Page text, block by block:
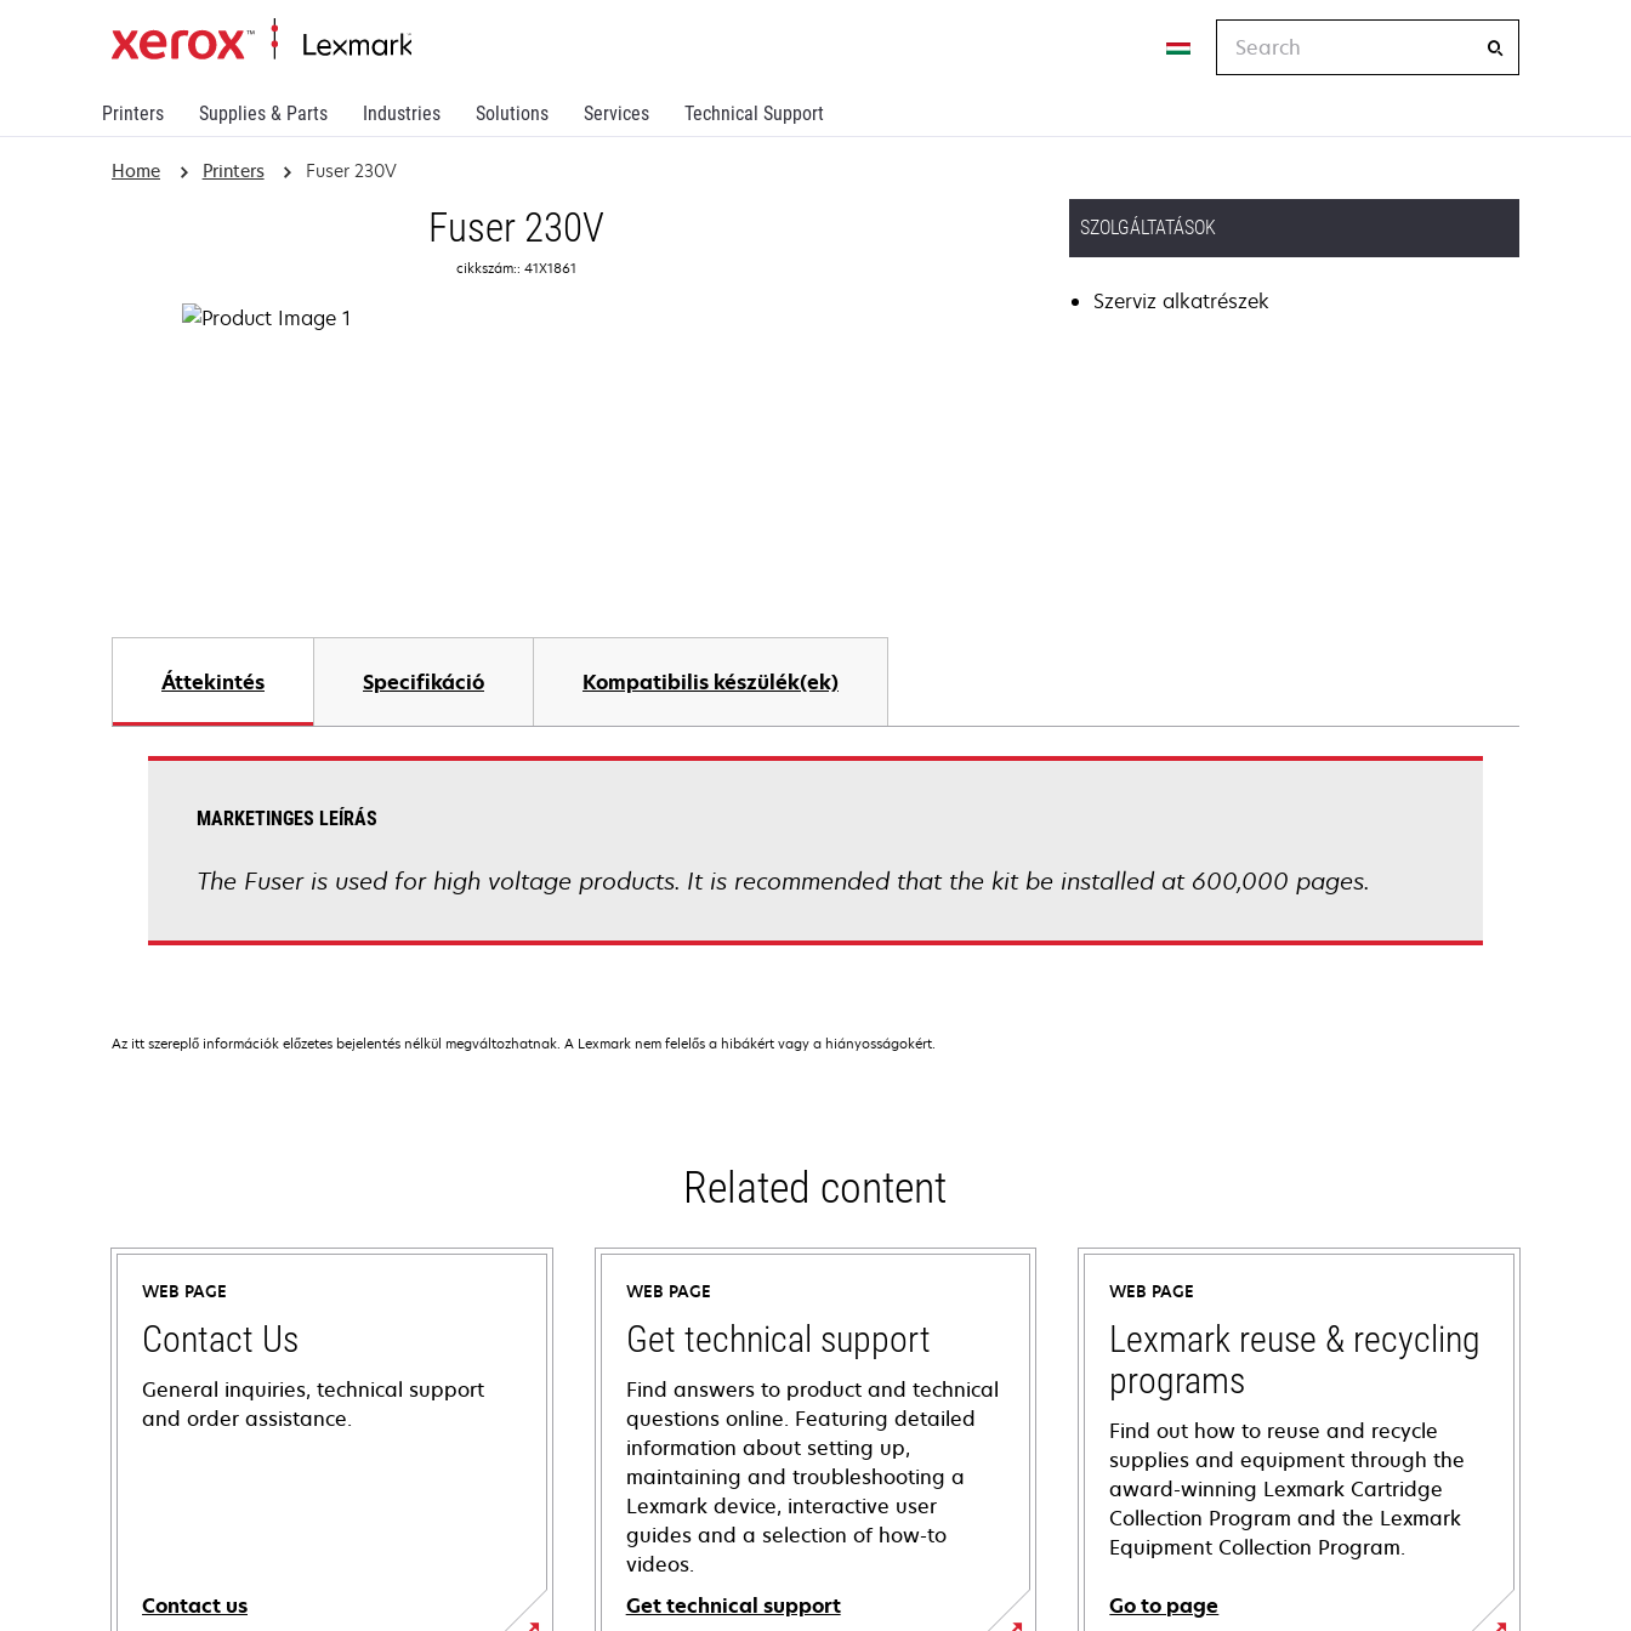
Printers Supplies & Parts Industries Solutions Services Technical Support
Home Printers Fuser 230V
Fuser 230V
cikkszám:: 41X1861
SZOLGÁLTATÁSOK
Szerviz alkatrészek
Áttekintés Specifikáció Kompatibilis készülék(ek)
MARKETINGES LEÍRÁS
The Fuser is used for high voltage products. It is recommended that the kit be installed at 600,000 pages.
Az itt szereplő információk előzetes bejelentés nélkül megváltozhatnak. A Lexmark nem felelős a hibákért vagy a hiányosságokért.
Related content
WEB PAGE
Contact Us
General inquiries, technical support
and order assistance.
Contact us
WEB PAGE
Get technical support
Find answers to product and technical
questions online. Featuring detailed
information about setting up,
maintaining and troubleshooting a
Lexmark device, interactive user
guides and a selection of how-to
videos.
Get technical support
WEB PAGE
Lexmark reuse & recycling
programs
Find out how to reuse and recycle
supplies and equipment through the
award-winning Lexmark Cartridge
Collection Program and the Lexmark
Equipment Collection Program.
Go to page